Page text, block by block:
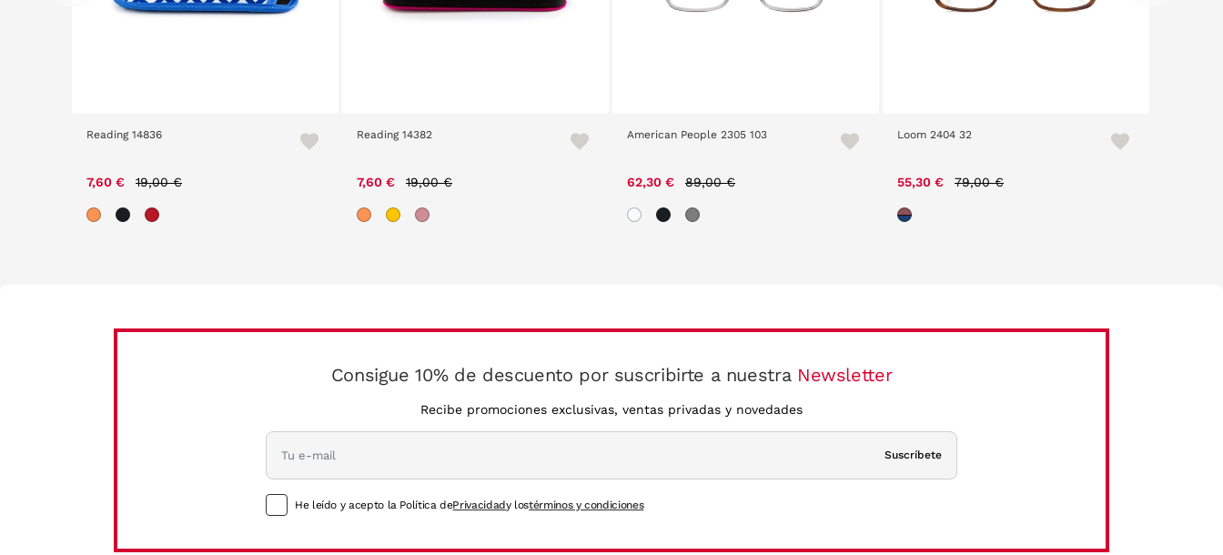
Reading 14836
7,60 € 19,00 €
Reading 14382
7,60 € 19,00 €
American People 2305 103
62,30 € 89,00 €
Loom 2404 32
55,30 € 79,00 €
Consigue 10% de descuento por suscribirte a nuestra Newsletter
Recibe promociones exclusivas, ventas privadas y novedades
Suscríbete
He leído y acepto la Política dePrivacidady lostérminos y condiciones